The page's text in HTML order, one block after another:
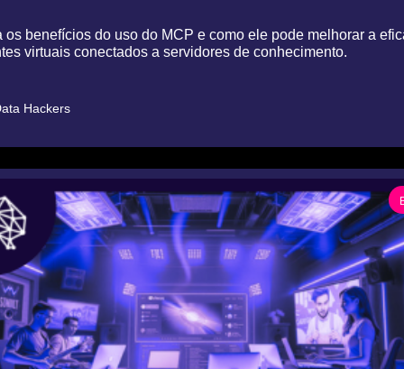
os benefícios do uso do MCP e como ele pode melhorar a
virtuais conectados a servidores de conhecimento.
Hackers